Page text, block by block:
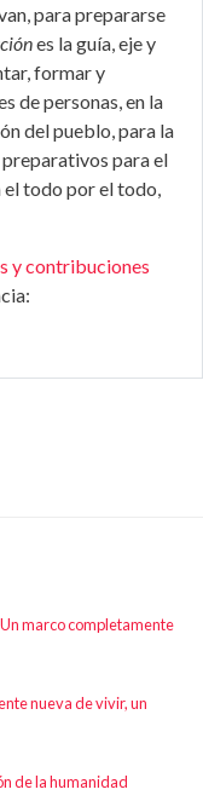
para prepararse
es la guía, eje y
formar y
de personas, en la
del pueblo, para la
para el
el todo por el todo,
y contribuciones
marco completamente
nueva de vivir, un
de la humanidad